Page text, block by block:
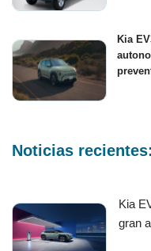
Kia
Noticias recientes:
Kia
gran